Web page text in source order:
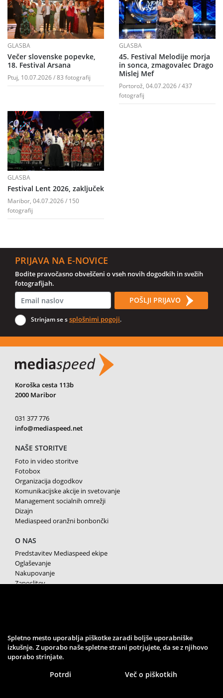
GLASBA
Večer slovenske popevke,
18. Festival Arsana
Ptuj, 10.07.2026 / 83 fotografij
GLASBA
45. Festival Melodije morja
in sonca, zmagovalec Drago
Mislej Mef
Portorož, 04.07.2026 / 437
fotografij
GLASBA
Festival Lent 2026, zaključek
Maribor, 04.07.2026 / 150
fotografij
PRIJAVA NA E-NOVICE
Bodite pravočasno obveščeni o vseh novih dogodkih in svežih
fotografijah.
POŠLJI PRIJAVO
Strinjam se ssplošnimi pogoji.
Koroška cesta 113b
2000 Maribor
031 377 776
info@mediaspeed.net
NAŠE STORITVE
Foto in video storitve
Fotobox
Organizacija dogodkov
Komunikacijske akcije in svetovanje
Management socialnih omrežji
Dizajn
Mediaspeed oranžni bonbončki
O NAS
Predstavitev Mediaspeed ekipe
Oglaševanje
Nakupovanje
Zaposlitev
SPREMLJAJTE NAS
Spletno mesto uporablja piškotke zaradi boljše uporabniške
izkušnje. Z uporabo naše spletne strani potrjujete, da se z njihovo
uporabo strinjate.
Potrdi Več o piškotkih